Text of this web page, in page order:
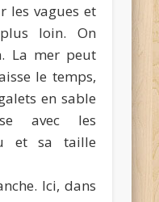
les vagues et
loin. On
La mer peut
le temps,
en sable
avec les
et sa taille
Ici, dans